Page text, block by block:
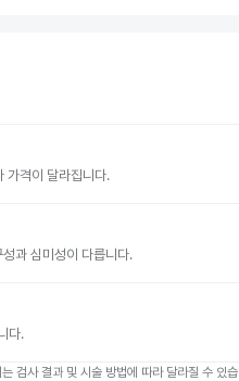
가격이 달라집니다.
과 심미성이 다릅니다.
다.
검사 결과 및 시술 방법에 따라 달라질 수 있